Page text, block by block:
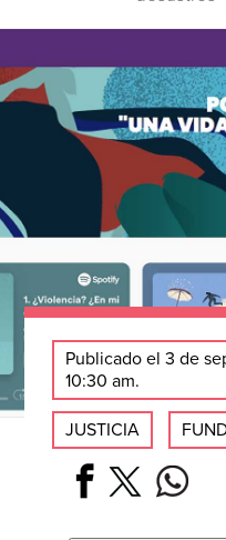
Publicado el 3 de
10:30 am.
JUSTICIA